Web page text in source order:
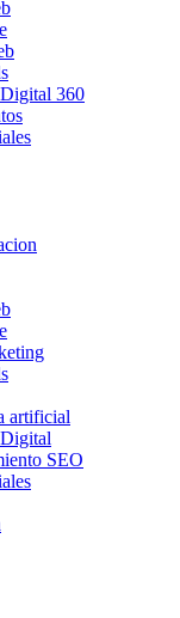
360
artificial
SEO